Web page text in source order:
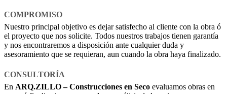
COMPROMISO
Nuestro principal objetivo es dejar satisfecho al cliente con la obra ó
el proyecto que nos solicite. Todos nuestros trabajos tienen garantía
y nos encontraremos a disposición ante cualquier duda y
asesoramiento que se requieran, aun cuando la obra haya finalizado.
CONSULTORÍA
En ARQ.ZILLO – Construcciones en Seco evaluamos obras en